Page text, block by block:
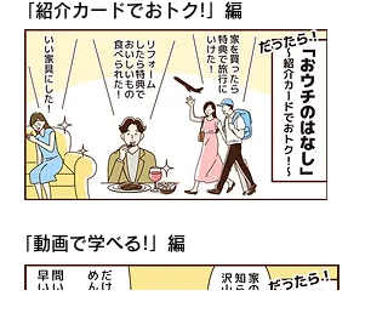
「紹介カードでおトク!」編
「動画で学べる!」編